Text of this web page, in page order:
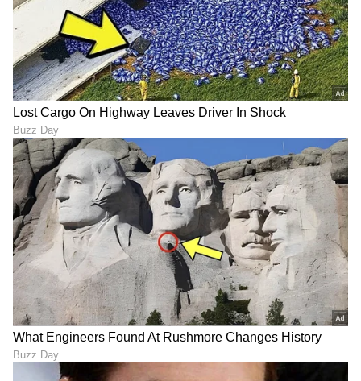
DOWNLOAD APP
RECOMMENDED STORIES
ಪ್ರಧಾನಿ ಮೋದಿ ಮತ್ತೊಂದು
ವಿಡಿಯೋ ; ಈ ಬಾರಿ ಮನವಿ
ಮಾಡಿದ್ದು ಏನೆಂದರೆ..
ಒಂದೇ ಒಂದು ₹100 ಯೂಟ್ಯೂಬ್
ಮೆಸೇಜ್ ಬದಲಿ ಮಾಡ್ತು ಈ
ಯುವಕನ ಭವಿಷ್ಯ: ಈಗ ₹8 ಕೋಟಿ
ಟರ್ನೋವರ್!